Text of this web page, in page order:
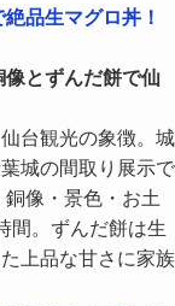
品生マグロ丼！
とずんだ餅で仙
台観光の象徴。城
城の間取り展示で
像・景色・お土
間。ずんだ餅は生
上品な甘さに家族